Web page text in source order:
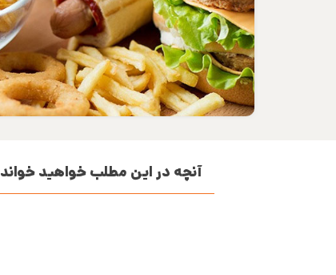
آنچه در این مطلب خواهید خواند